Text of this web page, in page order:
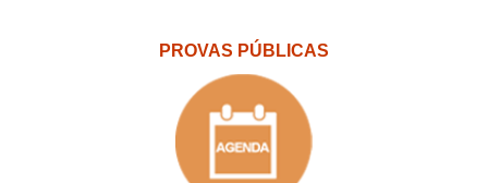
PROVAS PÚBLICAS